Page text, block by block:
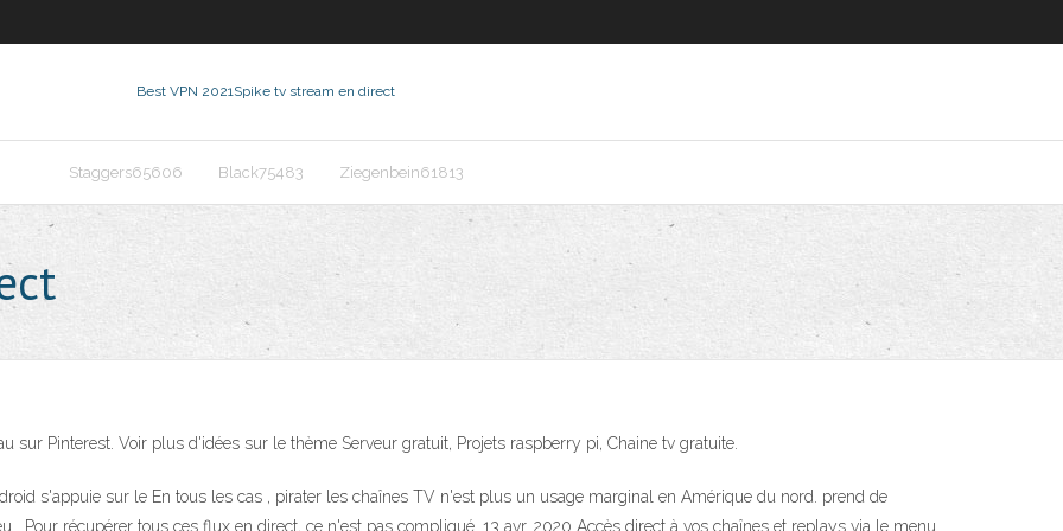
Best VPN 2021Spike tv stream en direct
Staggers65606 Black75483 Ziegenbein61813
sur Pinterest. Voir plus d'idées sur le thème Serveur gratuit, Projets raspberry pi, Chaine tv gratuite.
s'appuie sur le En tous les cas , pirater les chaînes TV n'est plus un usage marginal en Amérique du nord. prend de
Pour récupérer tous ces flux en direct, ce n'est pas compliqué. 13 avr. 2020 Accès direct à vos chaînes et replays via le menu